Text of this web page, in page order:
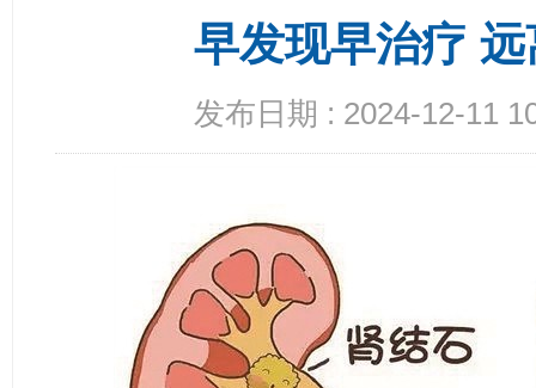
早发现早治疗
发布日期 : 2024-12-11